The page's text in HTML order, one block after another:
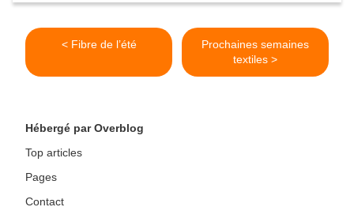
< Fibre de l’été
Prochaines semaines
textiles >
Hébergé par Overblog
Top articles
Pages
Contact